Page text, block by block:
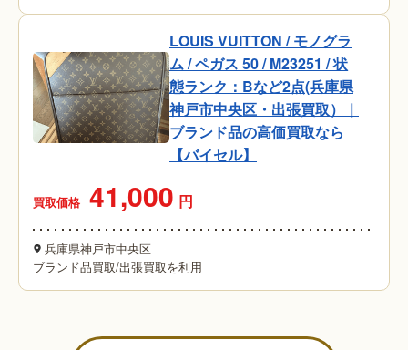
LOUIS VUITTON / モノグラ
ム / ペガス 50 / M23251 / 状
態ランク：Bなど2点(兵庫県
神戸市中央区・出張買取）｜
ブランド品の高価買取なら
【バイセル】
買取価格 41,000 円
兵庫県神戸市中央区
ブランド品買取/出張買取を利用